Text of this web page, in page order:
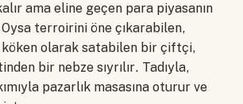
ama eline geçen para piyasanın
terroirini öne çıkarabilen,
olarak satabilen bir çiftçi,
bir nebze sıyrılır. Tadıyla,
pazarlık masasına oturur ve